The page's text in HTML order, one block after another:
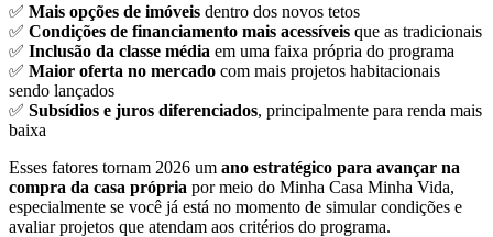
✅ Mais opções de imóveis dentro dos novos tetos
✅ Condições de financiamento mais acessíveis que as tradicionais
✅ Inclusão da classe média em uma faixa própria do programa
✅ Maior oferta no mercado com mais projetos habitacionais
sendo lançados
✅ Subsídios e juros diferenciados, principalmente para renda mais
baixa
Esses fatores tornam 2026 um ano estratégico para avançar na
compra da casa própria por meio do Minha Casa Minha Vida,
especialmente se você já está no momento de simular condições e
avaliar projetos que atendam aos critérios do programa.